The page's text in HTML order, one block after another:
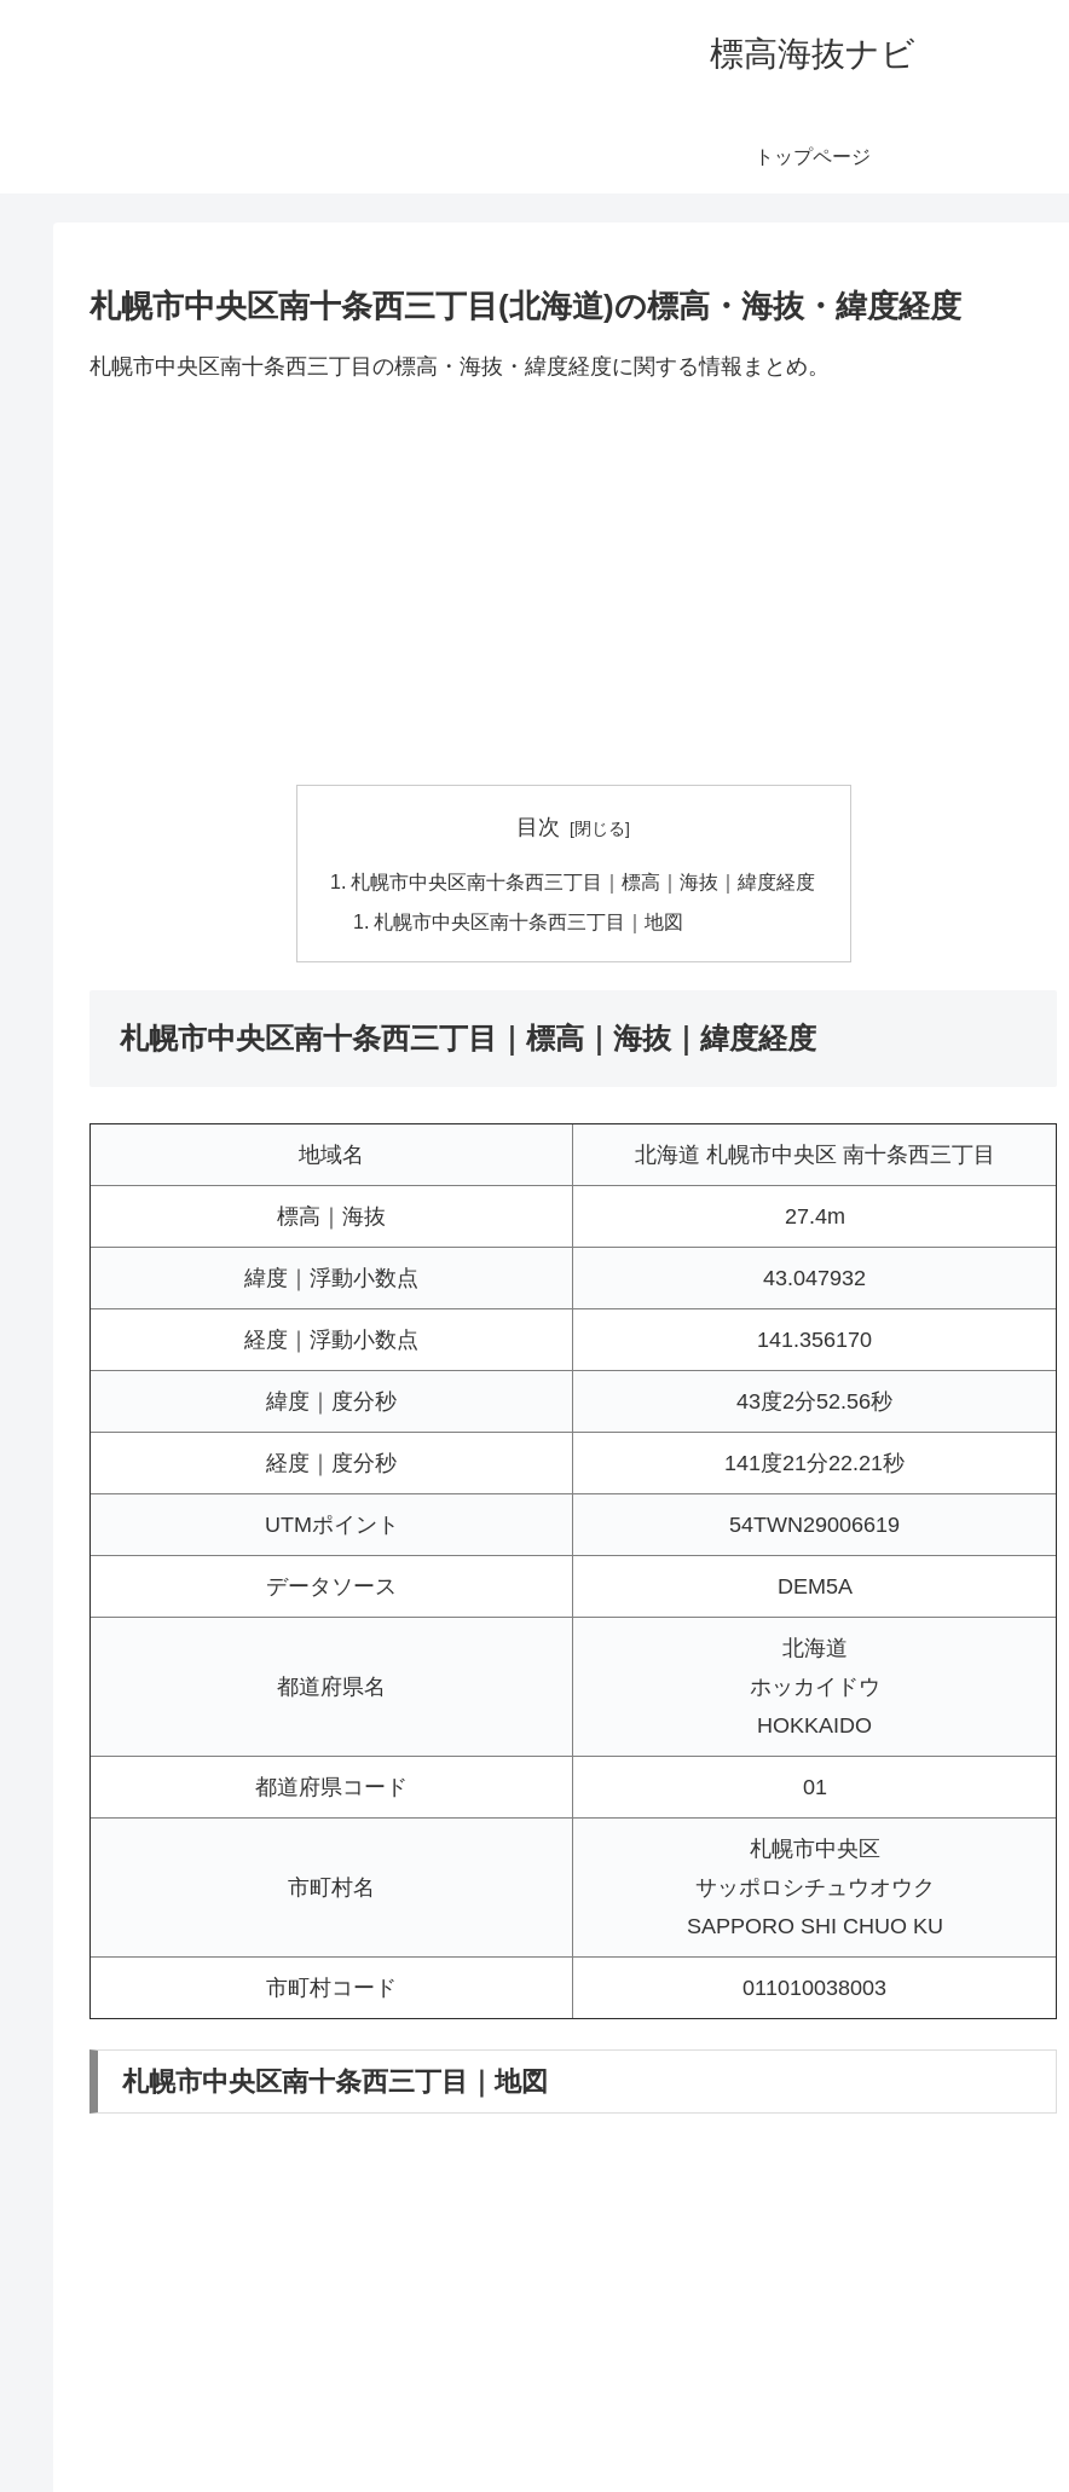
標高海抜ナビ
トップページ
札幌市中央区南十条西三丁目(北海道)の標高・海抜・緯度経度
札幌市中央区南十条西三丁目の標高・海抜・緯度経度に関する情報まとめ。
目次
札幌市中央区南十条西三丁目｜標高｜海抜｜緯度経度
札幌市中央区南十条西三丁目｜地図
札幌市中央区南十条西三丁目｜標高｜海抜｜緯度経度
地域名 北海道 札幌市中央区 南十条西三丁目
標高｜海抜 27.4m
緯度｜浮動小数点 43.047932
経度｜浮動小数点 141.356170
緯度｜度分秒 43度2分52.56秒
経度｜度分秒 141度21分22.21秒
UTMポイント 54TWN29006619
データソース DEM5A
都道府県名
北海道
ホッカイドウ
HOKKAIDO
都道府県コード 01
市町村名
札幌市中央区
サッポロシチュウオウク
SAPPORO SHI CHUO KU
市町村コード 011010038003
札幌市中央区南十条西三丁目｜地図